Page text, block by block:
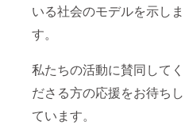
いる社会のモデルを示しま
す。
私たちの活動に賛同してく
ださる方の応援をお待ちし
ています。